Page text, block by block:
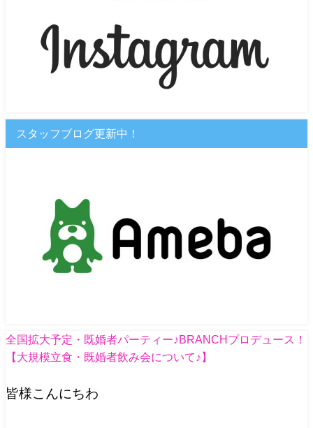
スタッフブログ更新中！
全国拡大予定・既婚者パーティー♪BRANCHプロデュース！
【大規模立食・既婚者飲み会について♪】
皆様こんにちわ